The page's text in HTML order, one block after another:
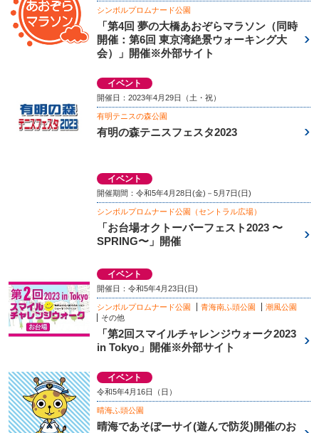
シンボルプロムナード公園
「第4回 夢の大橋あおぞらマラソン（同時
開催：第6回 東京湾絶景ウォーキング大
会）」開催※外部サイト
イベント
開催日：2023年4月29日（土・祝）
有明テニスの森公園
有明の森テニスフェスタ2023
イベント
開催期間：令和5年4月28日(金)－5月7日(日)
シンボルプロムナード公園（セントラル広場）
「お台場オクトーバーフェスト2023 〜
SPRING〜」開催
イベント
開催日：令和5年4月23日(日)
シンボルプロムナード公園 青海南ふ頭公園
潮風公園
その他
「第2回スマイルチャレンジウォーク2023
in Tokyo」開催※外部サイト
イベント
令和5年4月16日（日）
晴海ふ頭公園
晴海であそぼーサイ(遊んで防災)開催のお